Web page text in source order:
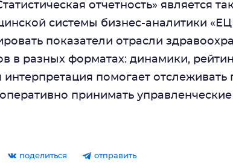
отчетность» является
системы бизнес-аналитики
показатели отрасли
в разных форматах: динамики,
интерпретация помогает
принимать
поделиться отправить